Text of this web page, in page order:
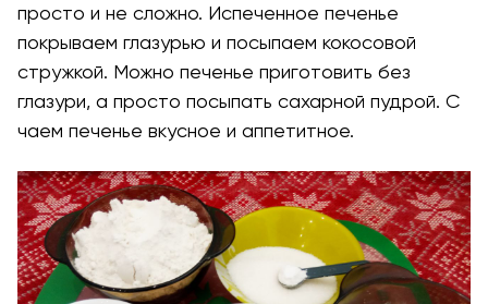
просто и не сложно. Испеченное печенье
покрываем глазурью и посыпаем кокосовой
стружкой. Можно печенье приготовить без
глазури, а просто посыпать сахарной пудрой. С
чаем печенье вкусное и аппетитное.